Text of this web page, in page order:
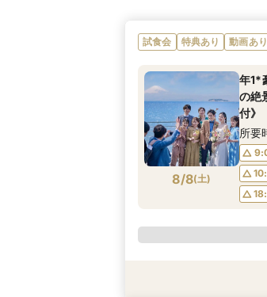
試食会 特典あり 動画あり
8/8(土)
年1*
の絶
付》
所要